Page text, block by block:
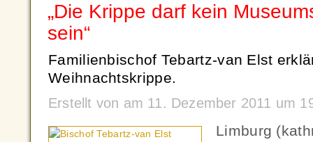
„Die Krippe darf kein
sein“
Familienbischof Tebartz-van Elst
Weihnachtskrippe.
Erstellt von am 11. Dezember 2011 um
Limburg